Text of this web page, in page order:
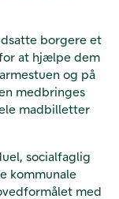
borgere et
at hjælpe dem
og på
medbringes
madbilletter
socialfaglig
kommunale
med